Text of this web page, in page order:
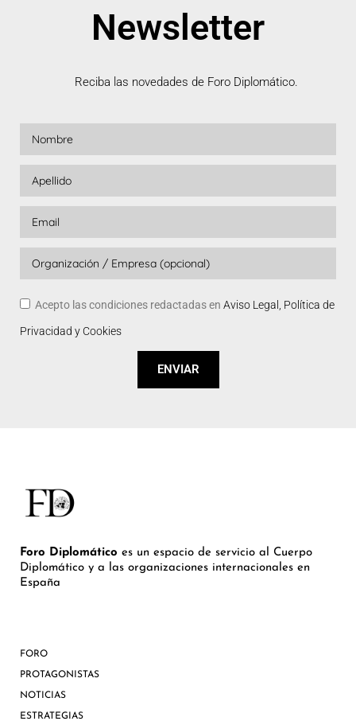
Newsletter
Reciba las novedades de Foro Diplomático.
Acepto las condiciones redactadas en Aviso Legal, Política de
Privacidad y Cookies
ENVIAR
Foro Diplomático es un espacio de servicio al Cuerpo
Diplomático y a las organizaciones internacionales en
España
FORO
PROTAGONISTAS
NOTICIAS
ESTRATEGIAS